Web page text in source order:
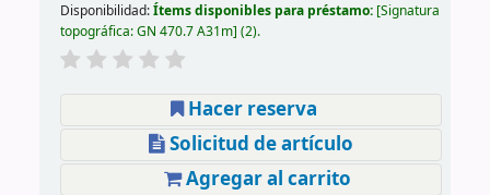
Disponibilidad:Ítems disponibles para préstamo: Signatura
topográfica:GN 470.7 A31m (2).
Hacer reserva
Solicitud de artículo
Agregar al carrito